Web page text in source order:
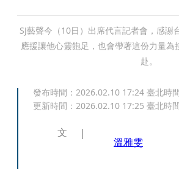
SJ藝聲今（10日）出席代言記者會，感謝
應援讓他心靈飽足，也會帶著這份力量
赴。
發布時間： 2026.02.10 17:24 臺北時
更新時間： 2026.02.10 17:25 臺北時
文
溫雅雯